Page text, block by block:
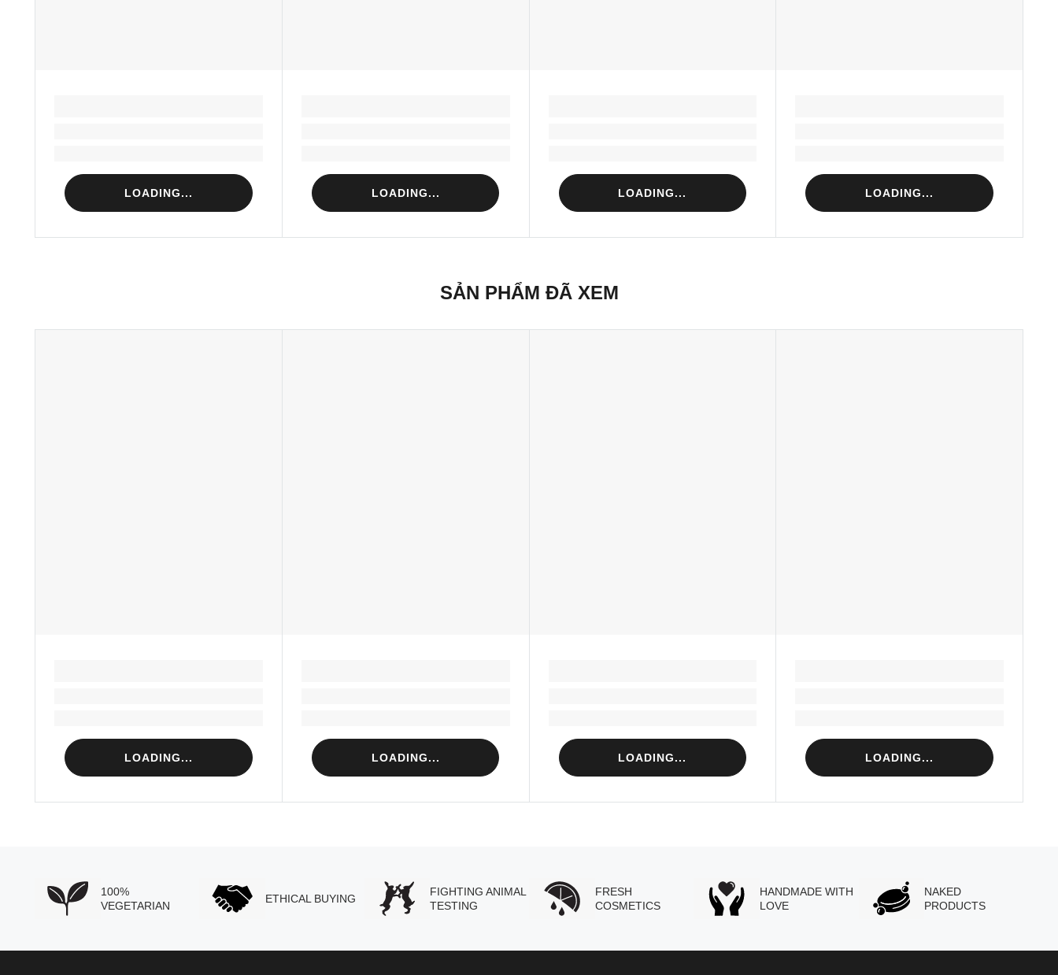
LOADING... LOADING... LOADING... LOADING...
SẢN PHẨM ĐÃ XEM
LOADING... LOADING... LOADING... LOADING...
100%
VEGETARIAN
ETHICAL BUYING
FIGHTING ANIMAL
TESTING
FRESH
COSMETICS
HANDMADE WITH
LOVE
NAKED
PRODUCTS